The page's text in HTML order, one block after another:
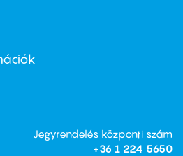
Jegyrendelés központi szám
+36 1 224 5650